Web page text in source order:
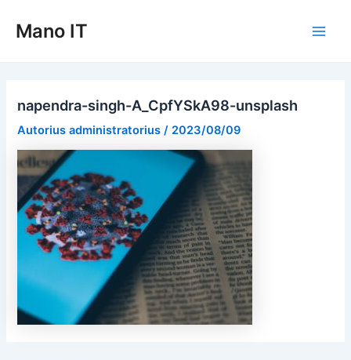
prieMano IT
napendra-singh-A_CpfYSkA98-unsplash
Autorius administratorius/ 2023/08/09